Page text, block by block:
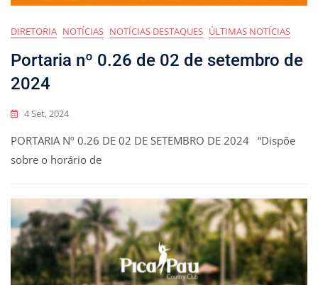
DIRETORIA NOTÍCIAS NOTÍCIAS DESTAQUES ÚLTIMAS NOTÍCIAS
Portaria nº 0.26 de 02 de setembro de
2024
4 Set, 2024
PORTARIA Nº 0.26 DE 02 DE SETEMBRO DE 2024 “Dispõe
sobre o horário de